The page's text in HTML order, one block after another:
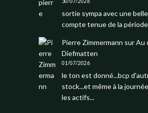
sortie sympa avec une
compte tenue de la
Pierre Zimmermann surAu
Diefmatten
01/07/2026
le ton est donné...bcp
stock...et même à la
les actifs...